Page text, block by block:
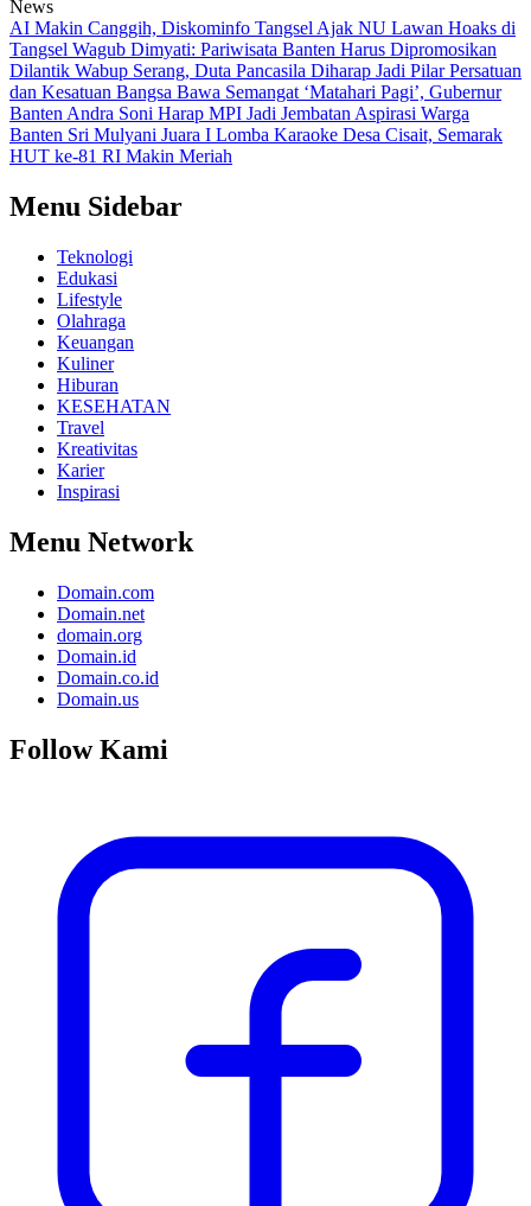
News
AI Makin Canggih, Diskominfo Tangsel Ajak NU Lawan Hoaks di
Tangsel Wagub Dimyati: Pariwisata Banten Harus Dipromosikan
Dilantik Wabup Serang, Duta Pancasila Diharap Jadi Pilar Persatuan
dan Kesatuan Bangsa Bawa Semangat ‘Matahari Pagi’, Gubernur
Banten Andra Soni Harap MPI Jadi Jembatan Aspirasi Warga
Banten Sri Mulyani Juara I Lomba Karaoke Desa Cisait, Semarak
HUT ke-81 RI Makin Meriah
Menu Sidebar
Teknologi
Edukasi
Lifestyle
Olahraga
Keuangan
Kuliner
Hiburan
KESEHATAN
Travel
Kreativitas
Karier
Inspirasi
Menu Network
Domain.com
Domain.net
domain.org
Domain.id
Domain.co.id
Domain.us
Follow Kami